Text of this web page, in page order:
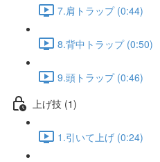
7.肩トラップ (0:44)
8.背中トラップ (0:50)
9.頭トラップ (0:46)
上げ技 (1)
1.引いて上げ (0:24)